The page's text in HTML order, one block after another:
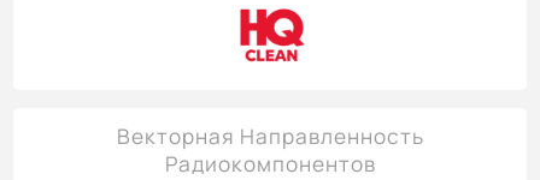
Векторная Направленность
Радиокомпонентов